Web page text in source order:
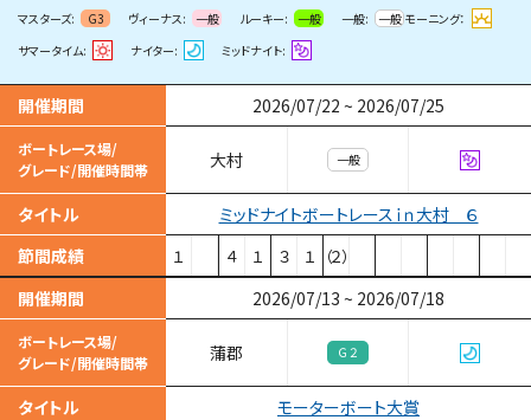
マスターズ:
G3 ヴィーナス: 一般 ルーキー: 一般 一般: 一般 モーニング：
サマータイム:
ナイター: ミッドナイト:
開催期間 2026/07/22 ~ 2026/07/25
ボートレース場/
グレード/開催時間帯
大村 一般
タイトル
ミッドナイトボートレースｉｎ大村 ６
節間成績
１ ４ １ ３ １ （２）
開催期間 2026/07/13 ~ 2026/07/18
ボートレース場/
グレード/開催時間帯
蒲郡 Ｇ２
タイトル
モーターボート大賞